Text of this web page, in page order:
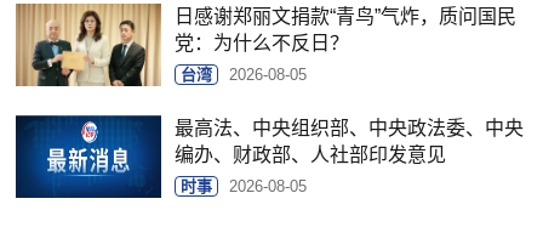
日感谢郑丽文捐款“青鸟”气炸，质问国民
党：为什么不反日？
台湾 2026-08-05
最高法、中央组织部、中央政法委、中央
编办、财政部、人社部印发意见
时事 2026-08-05